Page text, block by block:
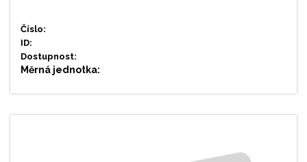
Číslo:
ID:
Dostupnost:
Měrná jednotka: